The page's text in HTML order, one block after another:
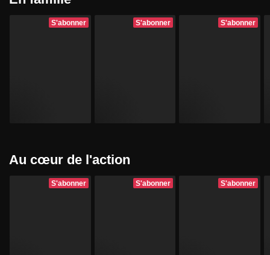
S'abonner S'abonner S'abonner
Au cœur de l'action
S'abonner S'abonner S'abonner